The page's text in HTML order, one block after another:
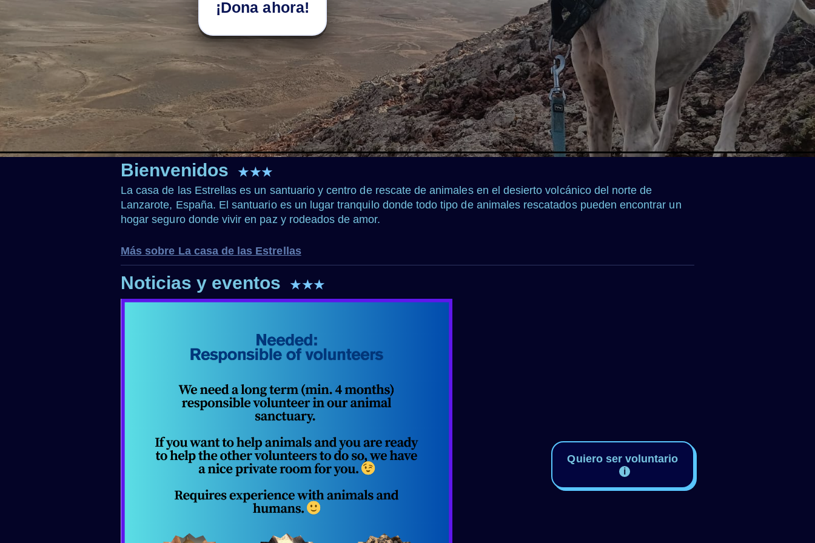
¡Dona ahora!
Bienvenidos ★★★
La casa de las Estrellas es un santuario y centro de rescate de animales en el desierto volcánico del norte de
Lanzarote, España. El santuario es un lugar tranquilo donde todo tipo de animales rescatados pueden encontrar un
hogar seguro donde vivir en paz y rodeados de amor.
Más sobre La casa de las Estrellas
Noticias y eventos ★★★
Quiero ser voluntario
ℹ